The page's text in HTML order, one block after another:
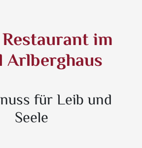
im
Arlberghaus
für Leib und
Seele